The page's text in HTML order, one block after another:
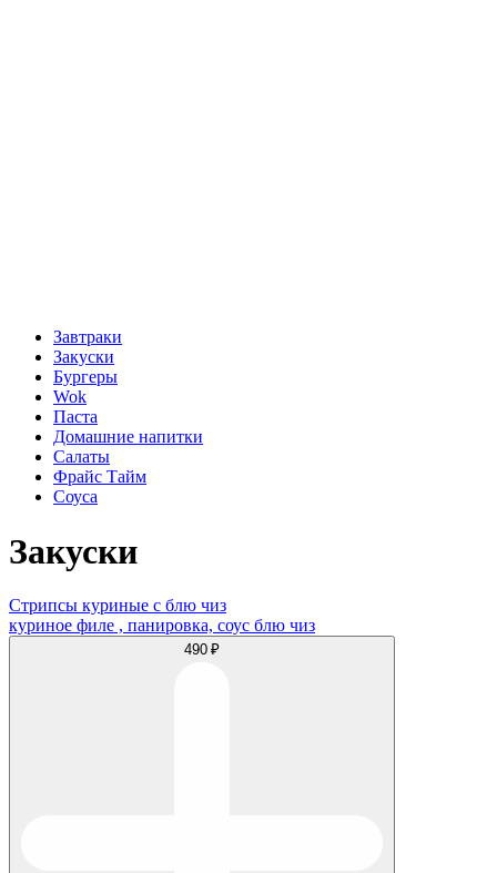
Завтраки
Закуски
Бургеры
Wok
Паста
Домашние напитки
Салаты
Фрайс Тайм
Соуса
Закуски
Стрипсы куриные с блю чиз
куриное филе , панировка, соус блю чиз
490 ₽